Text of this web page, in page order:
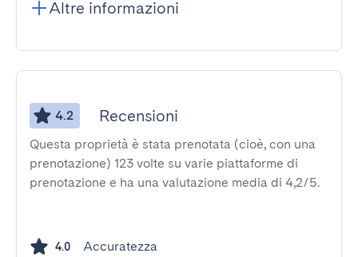
Altre informazioni
4.2 Recensioni
Questa proprietà è stata prenotata (cioè, con una
prenotazione) 123 volte su varie piattaforme di
prenotazione e ha una valutazione media di 4,2/5.
4.0 Accuratezza